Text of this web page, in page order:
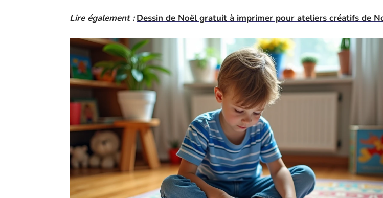
Lire également : Dessin de Noël gratuit à imprimer pour ateliers créatifs de